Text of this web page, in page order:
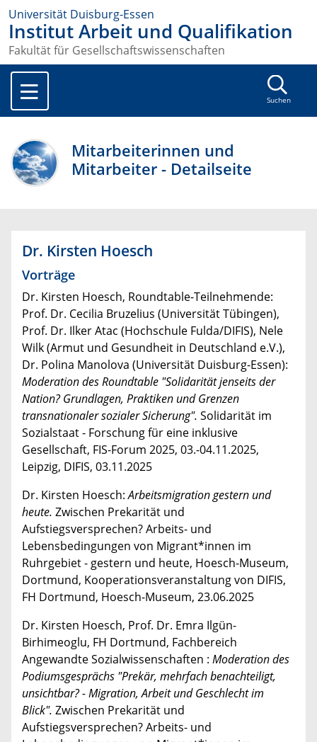
Universität Duisburg-Essen
Institut Arbeit und Qualifikation
Fakultät für Gesellschaftswissenschaften
Suchen
Mitarbeiterinnen und
Mitarbeiter - Detailseite
Dr. Kirsten Hoesch
Vorträge
Dr. Kirsten Hoesch, Roundtable-Teilnehmende:
Prof. Dr. Cecilia Bruzelius (Universität Tübingen),
Prof. Dr. Ilker Atac (Hochschule Fulda/DIFIS), Nele
Wilk (Armut und Gesundheit in Deutschland e.V.),
Dr. Polina Manolova (Universität Duisburg-Essen):
Moderation des Roundtable "Solidarität jenseits der
Nation? Grundlagen, Praktiken und Grenzen
transnationaler sozialer Sicherung". Solidarität im
Sozialstaat - Forschung für eine inklusive
Gesellschaft, FIS-Forum 2025, 03.-04.11.2025,
Leipzig, DIFIS, 03.11.2025
Dr. Kirsten Hoesch:Arbeitsmigration gestern und
heute. Zwischen Prekarität und
Aufstiegsversprechen? Arbeits- und
Lebensbedingungen von Migrant*innen im
Ruhrgebiet - gestern und heute, Hoesch-Museum,
Dortmund, Kooperationsveranstaltung von DIFIS,
FH Dortmund, Hoesch-Museum, 23.06.2025
Dr. Kirsten Hoesch, Prof. Dr. Emra Ilgün-
Birhimeoglu, FH Dortmund, Fachbereich
Angewandte Sozialwissenschaften : Moderation des
Podiumsgesprächs "Prekär, mehrfach benachteiligt,
unsichtbar? - Migration, Arbeit und Geschlecht im
Blick". Zwischen Prekarität und
Aufstiegsversprechen? Arbeits- und